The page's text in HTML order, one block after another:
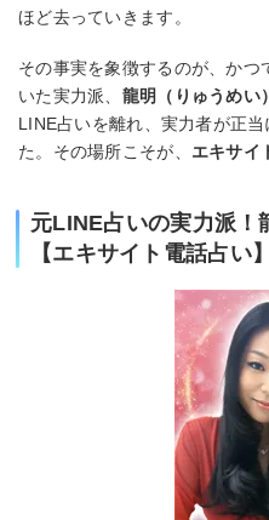
ほど去っていきます。
その事実を象徴するのが、かつ
いた実力派、 龍明（りゅうめい
LINE占いを離れ、実力者が正
た。その場所こそが、 エキサイ
元LINE占いの実力派！
【エキサイト電話占い】